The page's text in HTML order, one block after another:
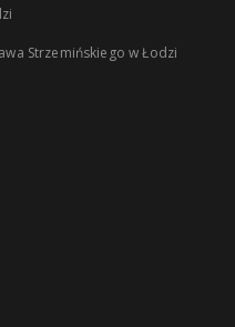
Strzemińskiego w Łodzi